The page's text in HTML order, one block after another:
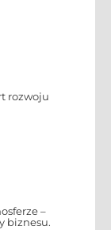
rozwoju
–
biznesu.